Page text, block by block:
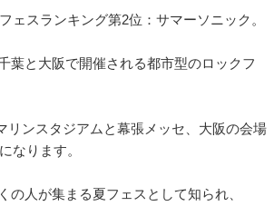
ェスランキング第2位：サマーソニック。
葉と大阪で開催される都市型のロックフ
リンスタジアムと幕張メッセ、大阪の会場
なります。
の人が集まる夏フェスとして知られ、